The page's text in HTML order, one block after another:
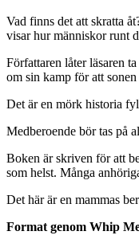
Vad finns det att skratta
visar hur människor runt
Författaren låter läsaren
om sin kamp för att
Det är en mörk historia
Medberoende bör tas på
Boken är skriven för att
som helst. Många
Det här är en mammas
Format genom Whip